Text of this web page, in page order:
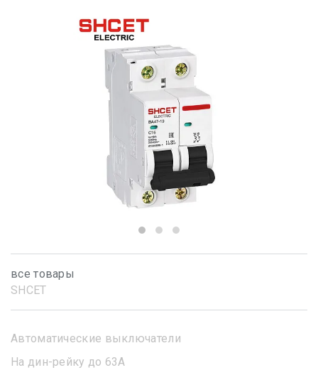
все товары
SHСET
Автоматические выключатели
На дин-рейку до 63А